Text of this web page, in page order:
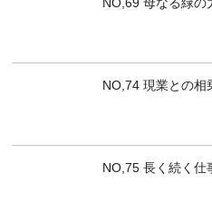
NO,74 現業との相
NO,75 長く続く仕